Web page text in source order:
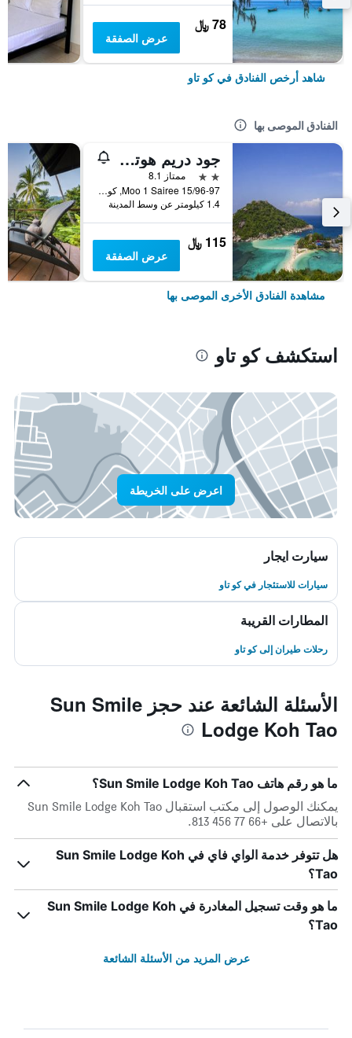
78 ﷼
عرض الصفقة
شاهد أرخص الفنادق في كو تاو
الفنادق الموصى بها
جود دريم هوتل - هوستل
2 نجمتين
ممتاز 8.1
15/96-97 Moo 1 Sairee, كو تاو, تايلاند
1.4 كيلومتر عن وسط المدينة
115 ﷼
عرض الصفقة
مشاهدة الفنادق الأخرى الموصى بها
استكشف كو تاو
اعرض على الخريطة
سيارت ايجار
سيارات للاستئجار في كو تاو
المطارات القريبة
رحلات طيران إلى كو تاو
الأسئلة الشائعة عند حجز Sun Smile
Lodge Koh Tao
ما هو رقم هاتف Sun Smile Lodge Koh Tao؟
يمكنك الوصول إلى مكتب استقبال Sun Smile Lodge Koh Tao
بالاتصال على +66 77 456 813.
هل تتوفر خدمة الواي فاي في Sun Smile Lodge Koh
Tao؟
ما هو وقت تسجيل المغادرة في Sun Smile Lodge Koh
Tao؟
عرض المزيد من الأسئلة الشائعة